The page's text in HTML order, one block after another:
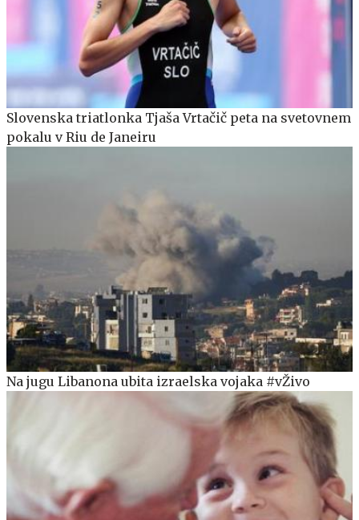
Slovenska triatlonka Tjaša Vrtačič peta na svetovnem
pokalu v Riu de Janeiru
Na jugu Libanona ubita izraelska vojaka #vŽivo